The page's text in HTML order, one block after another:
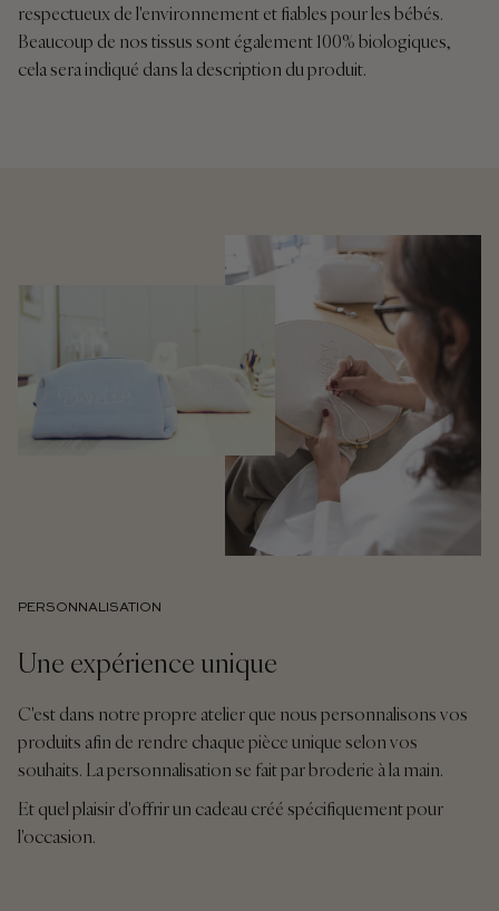
respectueux de l'environnement et fiables pour les bébés.
Beaucoup de nos tissus sont également 100% biologiques,
cela sera indiqué dans la description du produit.
PERSONNALISATION
Une expérience unique
C'est dans notre propre atelier que nous personnalisons vos
produits afin de rendre chaque pièce unique selon vos
souhaits. La personnalisation se fait par broderie à la main.
Et quel plaisir d'offrir un cadeau créé spécifiquement pour
l'occasion.